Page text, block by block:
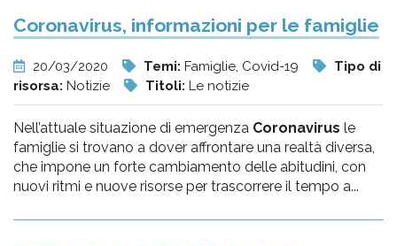
Coronavirus, informazioni per le famiglie
20/03/2020 Temi: Famiglie, Covid-19
Tipo di
risorsa: Notizie Titoli: Le notizie
Nell’attuale situazione di emergenza Coronavirus le
famiglie si trovano a dover affrontare una realtà diversa,
che impone un forte cambiamento delle abitudini, con
nuovi ritmi e nuove risorse per trascorrere il tempo a...